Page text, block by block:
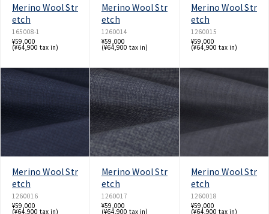
Merino Wool Str
etch
165008-1
¥59,000
(¥64,900 tax in)
Merino Wool Str
etch
1260014
¥59,000
(¥64,900 tax in)
Merino Wool Str
etch
1260015
¥59,000
(¥64,900 tax in)
Merino Wool Str
etch
1260016
¥59,000
(¥64,900 tax in)
Merino Wool Str
etch
1260017
¥59,000
(¥64,900 tax in)
Merino Wool Str
etch
1260018
¥59,000
(¥64,900 tax in)